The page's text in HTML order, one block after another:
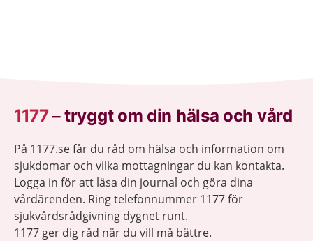
1177–tryggt om din hälsa och vård
På 1177.se får du råd om hälsa och information om
sjukdomar och vilka mottagningar du kan kontakta.
Logga in för att läsa din journal och göra dina
vårdärenden. Ring telefonnummer 1177 för
sjukvårdsrådgivning dygnet runt.
1177 ger dig råd när du vill må bättre.